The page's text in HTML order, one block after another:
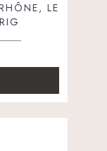
LE